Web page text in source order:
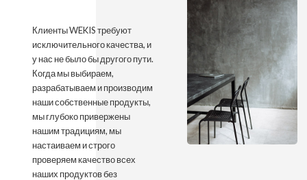
Клиенты WEKIS требуют
исключительного качества, и
у нас не было бы другого пути.
Когда мы выбираем,
разрабатываем и производим
наши собственные продукты,
мы глубоко привержены
нашим традициям, мы
настаиваем и строго
проверяем качество всех
наших продуктов без